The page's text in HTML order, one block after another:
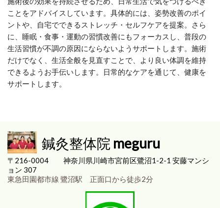
ことをアドバイスしています。具体的には、姿勢改善のポイ
ントや、自宅でできるストレッチ・セルフケアを提案。さら
に、睡眠・食事・運動の習慣改善にもフォーカスし、普段の
生活習慣が不調の原因にならないようサポートします。施術
だけでなく、生活全般を見直すことで、より良い体調を維持
できるようお手伝いします。日常的なケアを通じて、健康を
サポートします。
鍼灸整体院 meguru
〒216-0004 神奈川県川崎市宮前区鷺沼1-2-1 安藤マンシ
ョン 307
東急田園都市線 鷺沼駅 正面口から徒歩2分